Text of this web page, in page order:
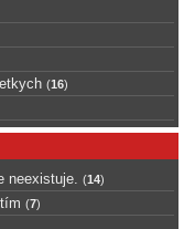
(16)
neexistuje. (14)
(7)